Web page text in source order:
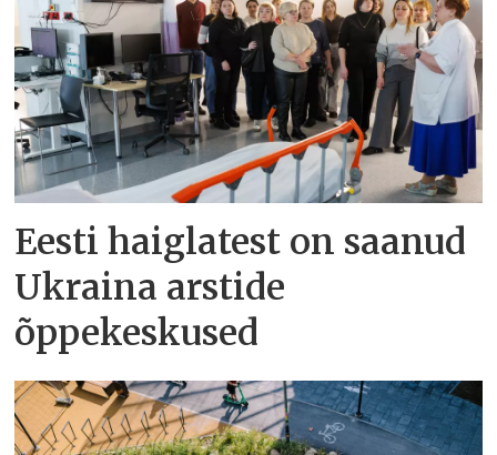
Eesti haiglatest on saanud
Ukraina arstide
õppekeskused